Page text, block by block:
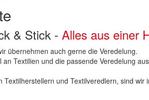
& Stick -Alles aus einer
übernehmen auch gerne die Veredelung.
Textilien und die passende Veredelung
und Textilveredlern, sind wir